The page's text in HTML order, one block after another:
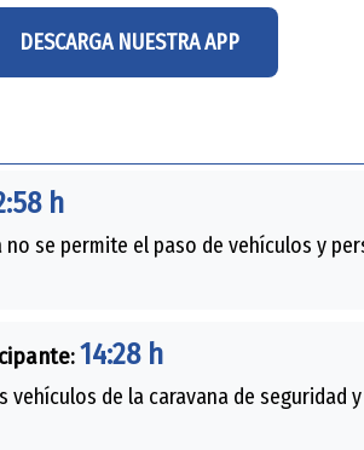
DESCARGA NUESTRA APP
h
se permite el paso de vehículos y
14:28 h
vehículos de la caravana de seguridad